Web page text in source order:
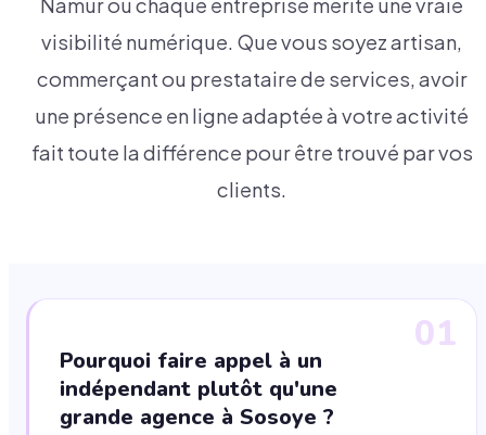
Namur où chaque entreprise mérite une vraie
visibilité numérique. Que vous soyez artisan,
commerçant ou prestataire de services, avoir
une présence en ligne adaptée à votre activité
fait toute la différence pour être trouvé par vos
clients.
01
Pourquoi faire appel à un
indépendant plutôt qu'une
grande agence à Sosoye ?